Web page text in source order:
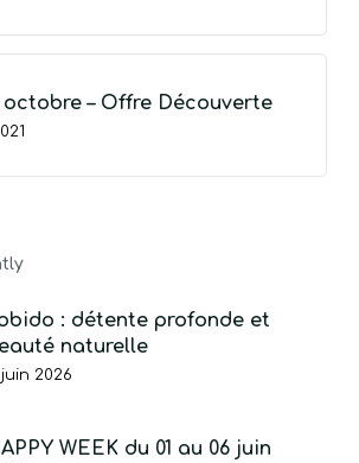
octobre – Offre Découverte
: détente profonde et
naturelle
juin 2026
WEEK du 01 au 06 juin